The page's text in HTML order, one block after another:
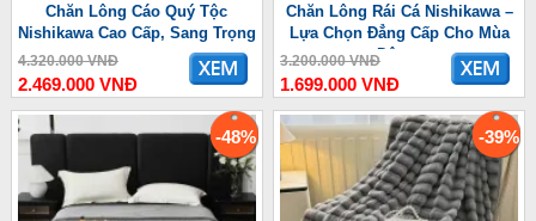
Chăn Lông Cáo Quý Tộc
Nishikawa Cao Cấp, Sang Trọng
4.320.000 VNĐ
2.469.000 VNĐ
Chăn Lông Rái Cá Nishikawa –
Lựa Chọn Đẳng Cấp Cho Mùa
Đông
3.200.000 VNĐ
1.699.000 VNĐ
-48% -39%